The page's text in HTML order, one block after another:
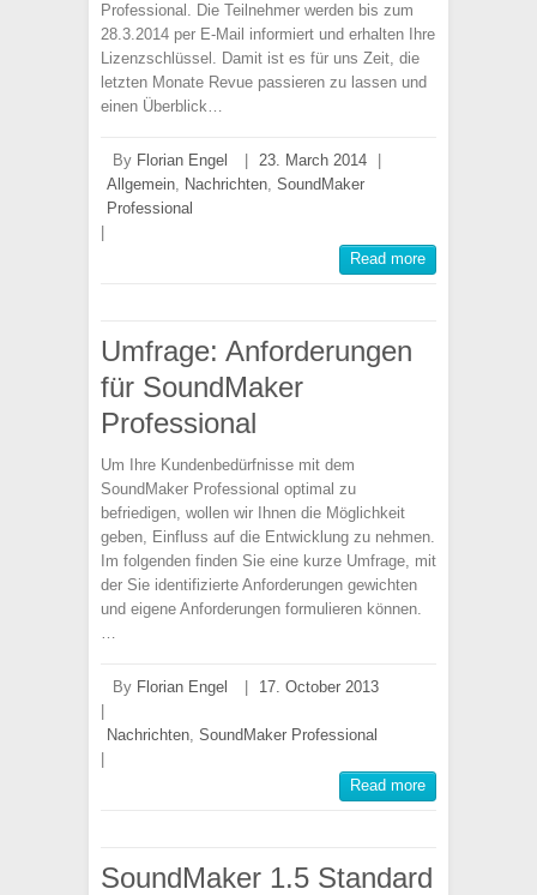
Professional. Die Teilnehmer werden bis zum
28.3.2014 per E-Mail informiert und erhalten Ihre
Lizenzschlüssel. Damit ist es für uns Zeit, die
letzten Monate Revue passieren zu lassen und
einen Überblick…
By Florian Engel 23. March 2014
Allgemein, Nachrichten, SoundMaker
Professional
Read more
Umfrage: Anforderungen
für SoundMaker
Professional
Um Ihre Kundenbedürfnisse mit dem
SoundMaker Professional optimal zu
befriedigen, wollen wir Ihnen die Möglichkeit
geben, Einfluss auf die Entwicklung zu nehmen.
Im folgenden finden Sie eine kurze Umfrage, mit
der Sie identifizierte Anforderungen gewichten
und eigene Anforderungen formulieren können.
…
By Florian Engel
17. October 2013
Nachrichten, SoundMaker Professional
Read more
SoundMaker 1.5 Standard